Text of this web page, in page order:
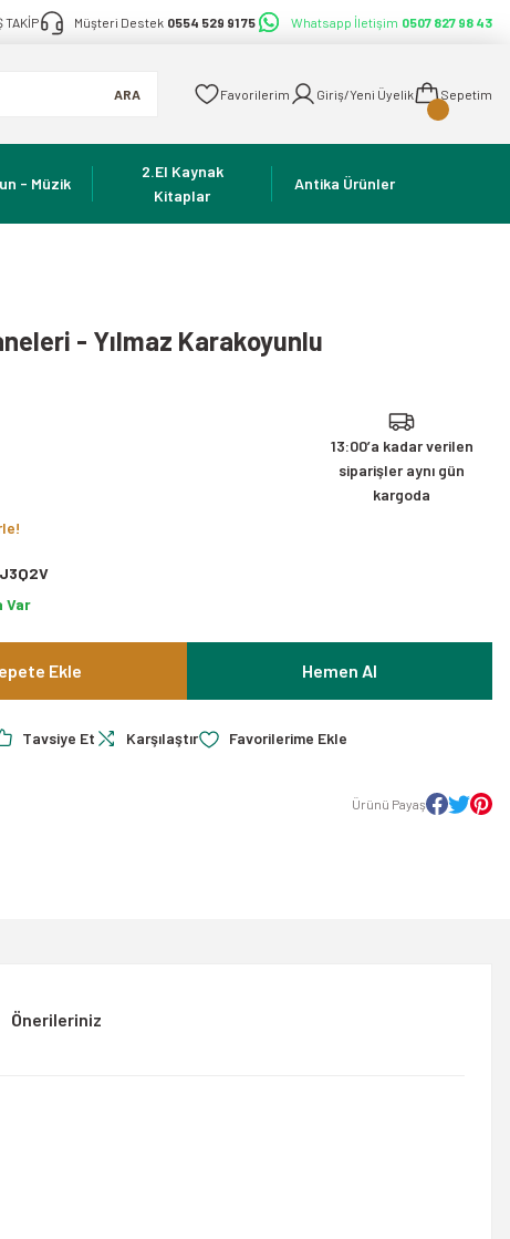
TAKİP Müşteri Destek 0554 529 91 75 Whatsapp İletişim 0507 827 98 43
ARA Favorilerim Giriş/Yeni Üyelik Sepetim
- Müzik
2.El Kaynak
Kitaplar
Antika Ürünler
- Yılmaz Karakoyunlu
13:00’a kadar verilen
siparişler aynı gün
kargoda
Var
Ekle Hemen Al
Tavsiye Et Karşılaştır
Ürünü Payaş
Önerileriniz